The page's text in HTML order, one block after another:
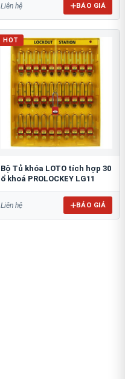
Liên hệ BÁO GIÁ
HOT
​​​​​​​Bộ Tủ khóa LOTO tích hợp 30
ổ khoá PROLOCKEY LG11
Liên hệ BÁO GIÁ